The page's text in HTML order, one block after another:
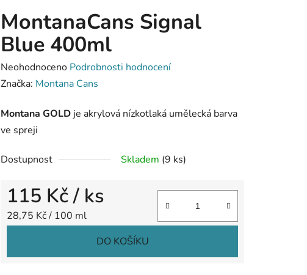
MontanaCans Signal
Blue 400ml
Průměrné
hodnocení
je
0,0
5
Neohodnoceno Podrobnosti hodnocení
Značka: Montana Cans
Montana GOLD je akrylová nízkotlaká umělecká barva
ve spreji
Dostupnost Skladem (9 ks)
115 Kč/ ks
Měrná cena:
28,75 Kč / 100 ml
DO KOŠÍKU